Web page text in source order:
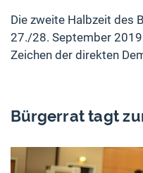
Die zweite Halbzeit des
27./28. September
Zeichen der direkten
Bürgerrat tagt